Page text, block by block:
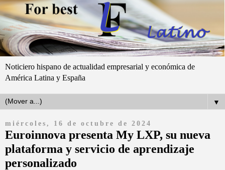
Noticiero hispano de actualidad empresarial y económica de
América Latina y España
▼
miércoles, 16 de octubre de 2024
Euroinnova presenta My LXP, su nueva
plataforma y servicio de aprendizaje
personalizado